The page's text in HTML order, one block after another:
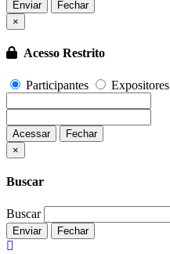
Enviar
Fechar
×
Acesso Restrito
Participantes Expositores
Acessar
Fechar
×
Buscar
Buscar
Enviar Fechar